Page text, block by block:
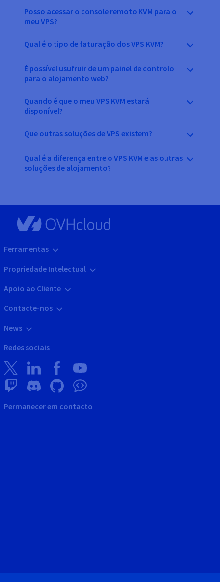
Posso acessar o console remoto KVM para o
meu VPS?
Qual é o tipo de faturação dos VPS KVM?
É possível usufruir de um painel de controlo
para o alojamento web?
Quando é que o meu VPS KVM estará
disponível?
Que outras soluções de VPS existem?
Qual é a diferença entre o VPS KVM e as outras
soluções de alojamento?
Ferramentas
Propriedade Intelectual
Apoio ao Cliente
Contacte-nos
News
Redes sociais
Permanecer em contacto